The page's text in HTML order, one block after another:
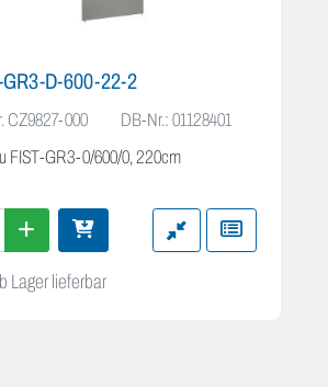
GR3-D-600-22-2
CZ9827-000
DB-Nr.: 01128401
FIST-GR3-0/600/0, 220cm
Lager lieferbar